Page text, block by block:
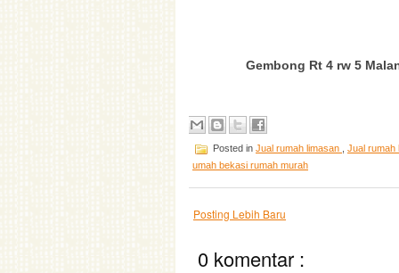
Gembong Rt 4 rw 5
Posted in Jual rumah limasan
Jual rumah
umah bekasi rumah murah
Posting Lebih Baru
0 komentar :